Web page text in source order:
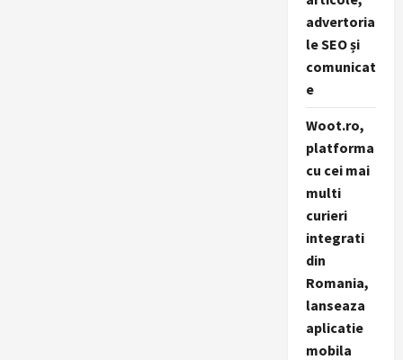
advertoria
le SEO și
comunicat
e
Woot.ro,
platforma
cu cei mai
multi
curieri
integrati
din
Romania,
lanseaza
aplicatie
mobila